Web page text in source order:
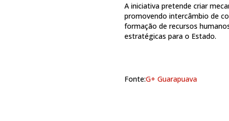
A iniciativa pretende criar
promovendo intercâmbio de
formação de recursos
estratégicas para o Estado.
Fonte:G+ Guarapuava